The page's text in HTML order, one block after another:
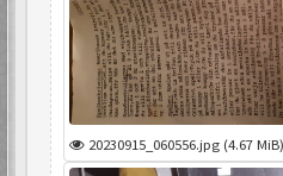
20230915_060556.jpg (4.67